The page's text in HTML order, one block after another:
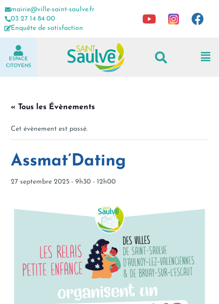
mairie@ville-saint-saulve.fr
03 27 14 84 00
Enquête de satisfaction
ESPACE
CITOYENS
« Tous les Évènements
Cet évènement est passé.
Assmat’Dating
27 septembre 2025 - 9h30 -12h00